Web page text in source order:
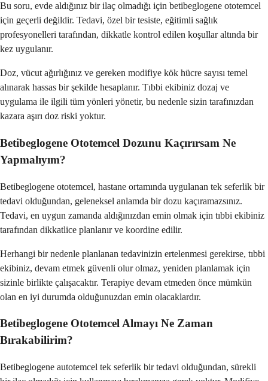
Bu soru, evde aldığınız bir ilaç olmadığı için betibeglogene ototemcel
için geçerli değildir. Tedavi, özel bir tesiste, eğitimli sağlık
profesyonelleri tarafından, dikkatle kontrol edilen koşullar altında bir
kez uygulanır.
Doz, vücut ağırlığınız ve gereken modifiye kök hücre sayısı temel
alınarak hassas bir şekilde hesaplanır. Tıbbi ekibiniz dozaj ve
uygulama ile ilgili tüm yönleri yönetir, bu nedenle sizin tarafınızdan
kazara aşırı doz riski yoktur.
Betibeglogene Ototemcel Dozunu Kaçırırsam Ne
Yapmalıyım?
Betibeglogene ototemcel, hastane ortamında uygulanan tek seferlik bir
tedavi olduğundan, geleneksel anlamda bir dozu kaçıramazsınız.
Tedavi, en uygun zamanda aldığınızdan emin olmak için tıbbi ekibiniz
tarafından dikkatlice planlanır ve koordine edilir.
Herhangi bir nedenle planlanan tedavinizin ertelenmesi gerekirse, tıbbi
ekibiniz, devam etmek güvenli olur olmaz, yeniden planlamak için
sizinle birlikte çalışacaktır. Terapiye devam etmeden önce mümkün
olan en iyi durumda olduğunuzdan emin olacaklardır.
Betibeglogene Ototemcel Almayı Ne Zaman
Bırakabilirim?
Betibeglogene autotemcel tek seferlik bir tedavi olduğundan, sürekli